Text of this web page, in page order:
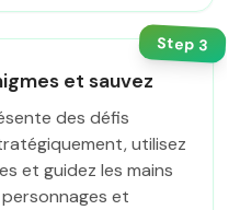
Step3
et sauvez
des défis
utilisez
et guidez les mains
et